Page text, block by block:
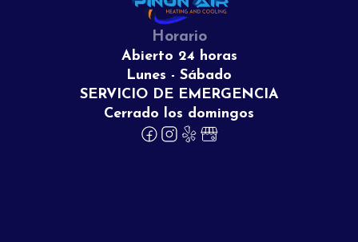
Horario
Abierto 24 horas
Lunes - Sábado
SERVICIO DE EMERGENCIA
Cerrado los domingos